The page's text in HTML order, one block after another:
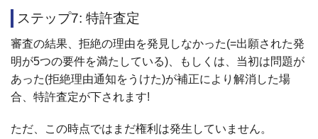
ステップ7: 特許査定
審査の結果、拒絶の理由を発見しなかった(=出願された発
明が5つの要件を満たしている)、もしくは、当初は問題が
あった(拒絶理由通知をうけた)が補正により解消した場
合、特許査定が下されます!
ただ、この時点ではまだ権利は発生していません。